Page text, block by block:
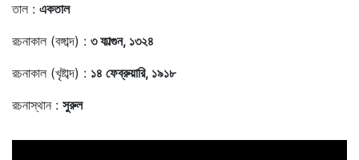
তাল : একতাল
রচনাকাল (বঙ্গাব্দ) : ৩ ফাল্গুন, ১৩২৪
রচনাকাল (খৃষ্টাব্দ) : ১৪ ফেব্রুয়ারি, ১৯১৮
রচনাস্থান : সুরুল